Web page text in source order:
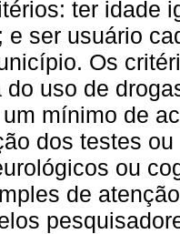
ter idade
e ser usuário
Os
do uso de
mínimo de
dos testes
ou
de